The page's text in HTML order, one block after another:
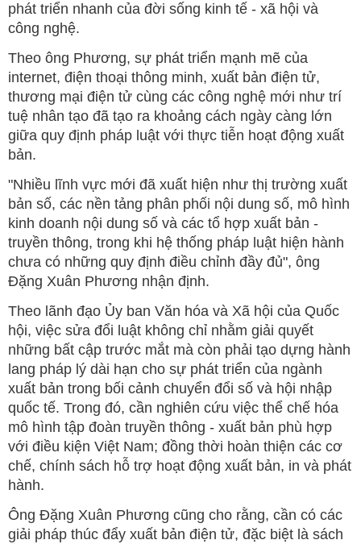
phát triển nhanh của đời sống kinh tế - xã hội và
công nghệ.
Theo ông Phương, sự phát triển mạnh mẽ của
internet, điện thoại thông minh, xuất bản điện tử,
thương mại điện tử cùng các công nghệ mới như trí
tuệ nhân tạo đã tạo ra khoảng cách ngày càng lớn
giữa quy định pháp luật với thực tiễn hoạt động xuất
bản.
"Nhiều lĩnh vực mới đã xuất hiện như thị trường xuất
bản số, các nền tảng phân phối nội dung số, mô hình
kinh doanh nội dung số và các tổ hợp xuất bản -
truyền thông, trong khi hệ thống pháp luật hiện hành
chưa có những quy định điều chỉnh đầy đủ", ông
Đặng Xuân Phương nhận định.
Theo lãnh đạo Ủy ban Văn hóa và Xã hội của Quốc
hội, việc sửa đổi luật không chỉ nhằm giải quyết
những bất cập trước mắt mà còn phải tạo dựng hành
lang pháp lý dài hạn cho sự phát triển của ngành
xuất bản trong bối cảnh chuyển đổi số và hội nhập
quốc tế. Trong đó, cần nghiên cứu việc thể chế hóa
mô hình tập đoàn truyền thông - xuất bản phù hợp
với điều kiện Việt Nam; đồng thời hoàn thiện các cơ
chế, chính sách hỗ trợ hoạt động xuất bản, in và phát
hành.
Ông Đặng Xuân Phương cũng cho rằng, cần có các
giải pháp thúc đẩy xuất bản điện tử, đặc biệt là sách